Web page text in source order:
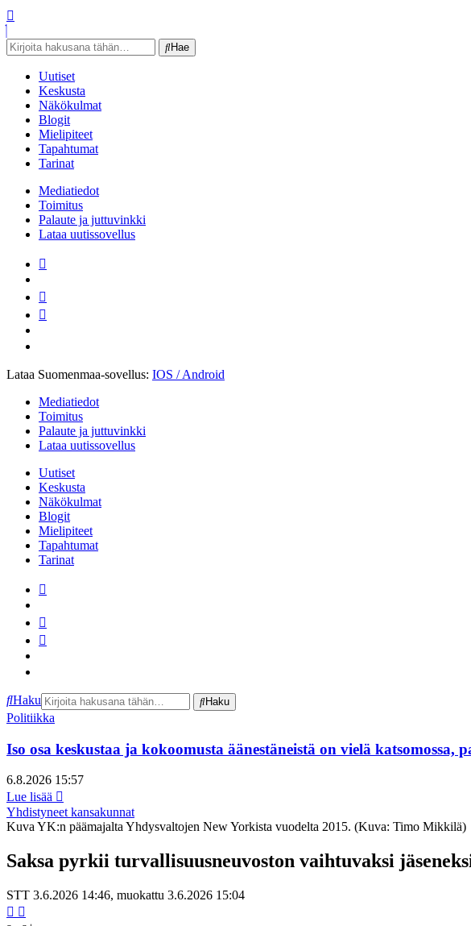
Close
Navbar
Hae Hae
Uutiset
Keskusta
Näkökulmat
Blogit
Mielipiteet
Tapahtumat
Tarinat
Mediatiedot
Toimitus
Palaute ja juttuvinkki
Lataa uutissovellus
Lataa Suomenmaa-sovellus: IOS / Android
Mediatiedot
Toimitus
Palaute ja juttuvinkki
Lataa uutissovellus
Uutiset
Keskusta
Näkökulmat
Blogit
Mielipiteet
Tapahtumat
Tarinat
Haku Hae Haku
Politiikka
Iso osa keskustaa ja kokoomusta äänestäneistä on vielä
6.8.2026 15:57
Lue lisää
Yhdistyneet kansakunnat
Kuva YK:n päämajalta Yhdysvaltojen New Yorkista vuodelta 2015. (Kuva: Timo Mikkilä)
Saksa pyrkii turvallisuusneuvoston vaihtuvaksi
STT 3.6.2026 14:46, muokattu 3.6.2026 15:04